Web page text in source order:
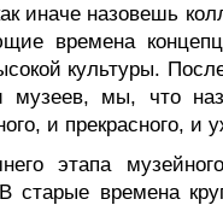
иначе назовешь
времена
культуры.
музеев, мы, что
и прекрасного,
этапа
старые времена